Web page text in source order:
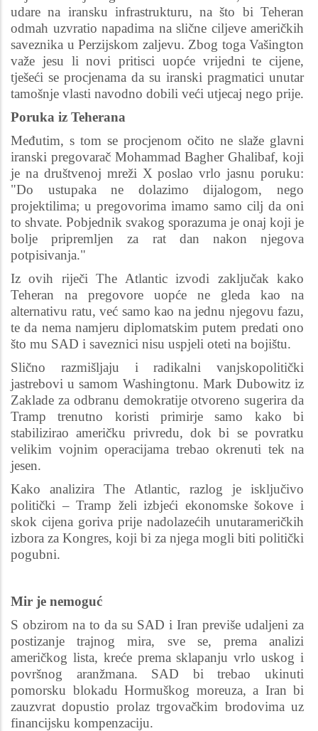
udare na iransku infrastrukturu, na što bi Teheran
odmah uzvratio napadima na slične ciljeve američkih
saveznika u Perzijskom zaljevu. Zbog toga Vašington
važe jesu li novi pritisci uopće vrijedni te cijene,
tješeći se procjenama da su iranski pragmatici unutar
tamošnje vlasti navodno dobili veći utjecaj nego prije.
Poruka iz Teherana
Međutim, s tom se procjenom očito ne slaže glavni
iranski pregovarač Mohammad Bagher Ghalibaf, koji
je na društvenoj mreži X poslao vrlo jasnu poruku:
"Do ustupaka ne dolazimo dijalogom, nego
projektilima; u pregovorima imamo samo cilj da oni
to shvate. Pobjednik svakog sporazuma je onaj koji je
bolje pripremljen za rat dan nakon njegova
potpisivanja."
Iz ovih riječi The Atlantic izvodi zaključak kako
Teheran na pregovore uopće ne gleda kao na
alternativu ratu, već samo kao na jednu njegovu fazu,
te da nema namjeru diplomatskim putem predati ono
što mu SAD i saveznici nisu uspjeli oteti na bojištu.
Slično razmišljaju i radikalni vanjskopolitički
jastrebovi u samom Washingtonu. Mark Dubowitz iz
Zaklade za odbranu demokratije otvoreno sugerira da
Tramp trenutno koristi primirje samo kako bi
stabilizirao američku privredu, dok bi se povratku
velikim vojnim operacijama trebao okrenuti tek na
jesen.
Kako analizira The Atlantic, razlog je isključivo
politički – Tramp želi izbjeći ekonomske šokove i
skok cijena goriva prije nadolazećih unutarameričkih
izbora za Kongres, koji bi za njega mogli biti politički
pogubni.
Mir je nemoguć
S obzirom na to da su SAD i Iran previše udaljeni za
postizanje trajnog mira, sve se, prema analizi
američkog lista, kreće prema sklapanju vrlo uskog i
površnog aranžmana. SAD bi trebao ukinuti
pomorsku blokadu Hormuškog moreuza, a Iran bi
zauzvrat dopustio prolaz trgovačkim brodovima uz
financijsku kompenzaciju.